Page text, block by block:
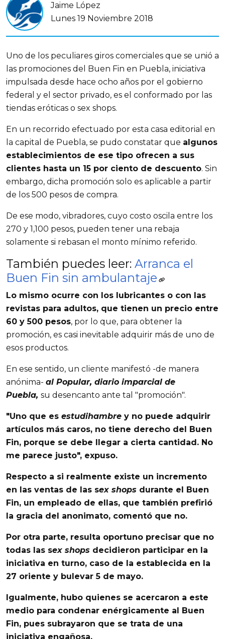
Jaime López
Lunes 19 Noviembre 2018
Uno de los peculiares giros comerciales que se unió a
las promociones del Buen Fin en Puebla, iniciativa
impulsada desde hace ocho años por el gobierno
federal y el sector privado, es el conformado por las
tiendas eróticas o sex shops.
En un recorrido efectuado por esta casa editorial en
la capital de Puebla, se pudo constatar que algunos
establecimientos de ese tipo ofrecen a sus
clientes hasta un 15 por ciento de descuento. Sin
embargo, dicha promoción solo es aplicable a partir
de los 500 pesos de compra.
De ese modo, vibradores, cuyo costo oscila entre los
270 y 1,100 pesos, pueden tener una rebaja
solamente si rebasan el monto mínimo referido.
También puedes leer: Arranca el
Buen Fin sin ambulantaje
Lo mismo ocurre con los lubricantes o con las
revistas para adultos, que tienen un precio entre
60 y 500 pesos, por lo que, para obtener la
promoción, es casi inevitable adquirir más de uno de
esos productos.
En ese sentido, un cliente manifestó -de manera
anónima- al Popular, diario imparcial de
Puebla, su desencanto ante tal "promoción".
"Uno que es estudihambre y no puede adquirir
artículos más caros, no tiene derecho del Buen
Fin, porque se debe llegar a cierta cantidad. No
me parece justo", expuso.
Respecto a si realmente existe un incremento
en las ventas de las sex shops durante el Buen
Fin, un empleado de ellas, que también prefirió
la gracia del anonimato, comentó que no.
Por otra parte, resulta oportuno precisar que no
todas las sex shops decidieron participar en la
iniciativa en turno, caso de la establecida en la
27 oriente y bulevar 5 de mayo.
Igualmente, hubo quienes se acercaron a este
medio para condenar enérgicamente al Buen
Fin, pues subrayaron que se trata de una
iniciativa engañosa.